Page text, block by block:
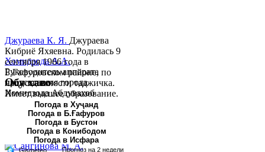
Хомидзода А.А.
Руководитель аппарата
председателя города
Хомидзода Абдувахоб
Абдумаджид родился 8
июня 1978 года в городе
Худжанде. По
национальности...
Джураева К. Я. Джураева
Кибриё Яхяевна. Родилась 9
сентября 1966 года в
Б.Гафуровском районе, по
национальности таджичка.
Имеет высшее образование.
В 1997 ...
Обу хаво
Погода в Хуҷанд
Погода в Б.Ғафуров
Погода в Бустон
Погода в Конибодом
Погода в Исфара